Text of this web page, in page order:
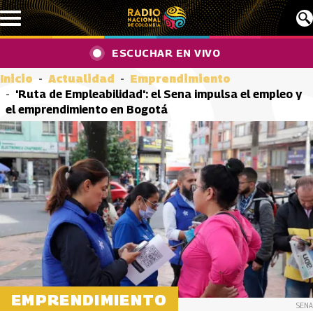
Pasar al contenido principal
ESCUCHAR EN VIVO
Inicio Actualidad
Emprendimiento
'Ruta de Empleabilidad': el Sena impulsa el empleo y
el emprendimiento en Bogotá
EMPRENDIMIENTO SENA